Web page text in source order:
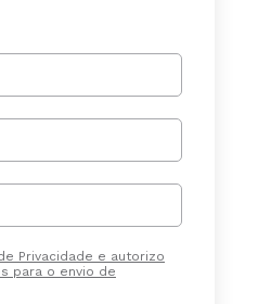
Privacidade e autorizo
para o envio de